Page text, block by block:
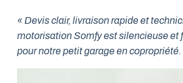
« Devis clair, livraison rapide et
motorisation Somfy est silencieuse et
pour notre petit garage en copropriété.